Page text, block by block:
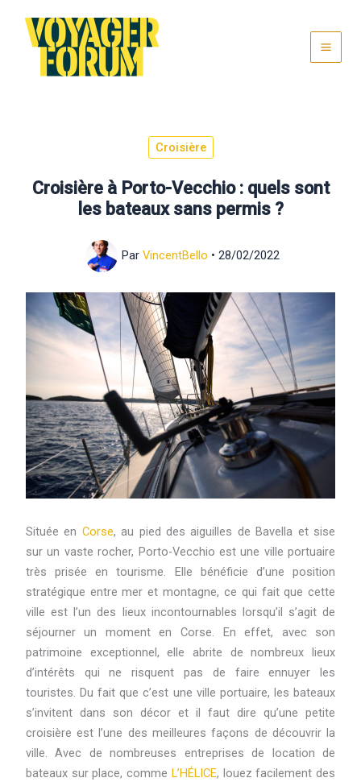
contenu
Croisière
Croisière à Porto-Vecchio : quels sont
les bateaux sans permis ?
Par VincentBello • 28/02/2022
Située en Corse, au pied des aiguilles de Bavella et sise
sur un vaste rocher, Porto-Vecchio est une ville portuaire
très prisée en tourisme. Elle bénéficie d’une position
stratégique entre mer et montagne, ce qui fait que cette
ville est l’un des lieux incontournables lorsqu’il s’agit de
séjourner un moment en Corse. En effet, avec son
patrimoine exceptionnel, elle abrite de nombreux lieux
d’intérêts qui ne risquent pas de faire ennuyer les
touristes. Du fait que c’est une ville portuaire, les bateaux
s’invitent dans son décor et il faut dire qu’une petite
croisière est l’une des meilleures façons de découvrir la
ville. Avec de nombreuses entreprises de location de
bateaux sur place, comme L’HÉLICE, louez facilement des